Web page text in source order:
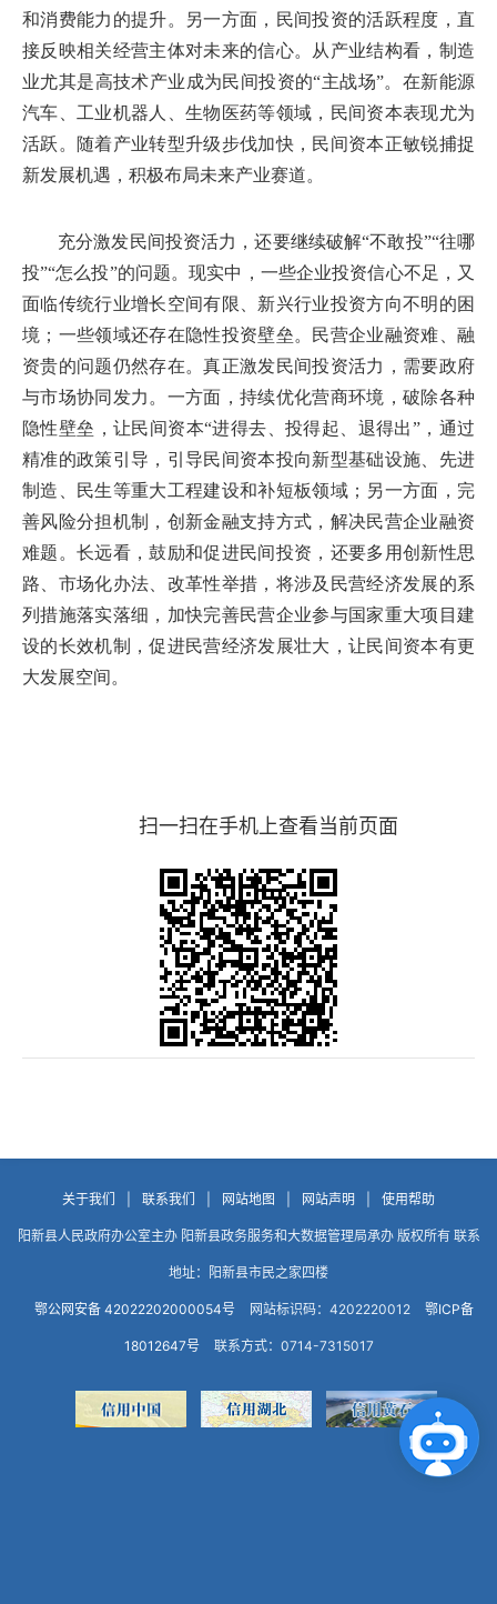
和消费能力的提升。另一方面，民间投资的活跃程度，直
接反映相关经营主体对未来的信心。从产业结构看，制造
业尤其是高技术产业成为民间投资的“主战场”。在新能源
汽车、工业机器人、生物医药等领域，民间资本表现尤为
活跃。随着产业转型升级步伐加快，民间资本正敏锐捕捉
新发展机遇，积极布局未来产业赛道。
充分激发民间投资活力，还要继续破解“不敢投”“往哪
投”“怎么投”的问题。现实中，一些企业投资信心不足，又
面临传统行业增长空间有限、新兴行业投资方向不明的困
境；一些领域还存在隐性投资壁垒。民营企业融资难、融
资贵的问题仍然存在。真正激发民间投资活力，需要政府
与市场协同发力。一方面，持续优化营商环境，破除各种
隐性壁垒，让民间资本“进得去、投得起、退得出”，通过
精准的政策引导，引导民间资本投向新型基础设施、先进
制造、民生等重大工程建设和补短板领域；另一方面，完
善风险分担机制，创新金融支持方式，解决民营企业融资
难题。长远看，鼓励和促进民间投资，还要多用创新性思
路、市场化办法、改革性举措，将涉及民营经济发展的系
列措施落实落细，加快完善民营企业参与国家重大项目建
设的长效机制，促进民营经济发展壮大，让民间资本有更
大发展空间。
扫一扫在手机上查看当前页面
关于我们 联系我们 网站地图 网站声明 使用帮助
阳新县人民政府办公室主办 阳新县政务服务和大数据管理局承办 版权所有 联系
地址：阳新县市民之家四楼
鄂公网安备 42022202000054号 网站标识码：4202220012 鄂ICP备
18012647号 联系方式：0714-7315017